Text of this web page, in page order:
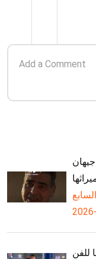
العالم الحلقة 7.. جيهان
للفن